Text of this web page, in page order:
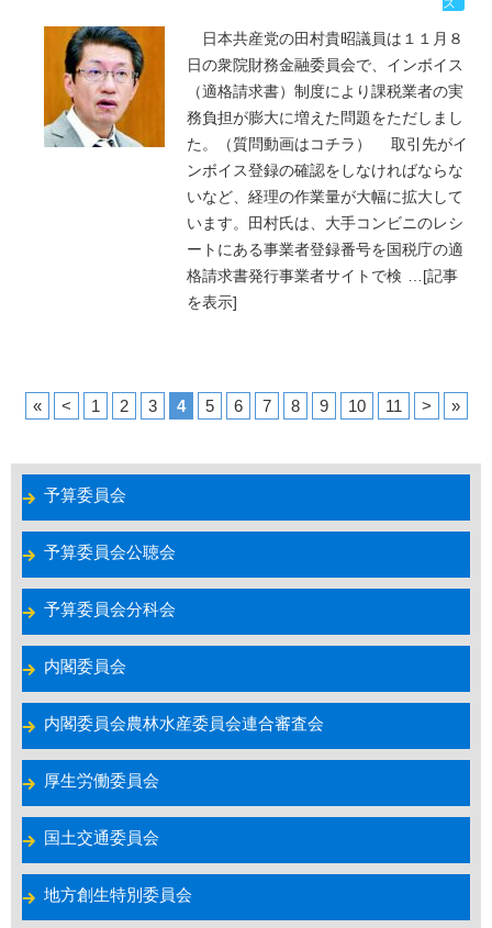
ス
日本共産党の田村貴昭議員は１１月８
日の衆院財務金融委員会で、インボイス
（適格請求書）制度により課税業者の実
務負担が膨大に増えた問題をただしまし
た。（質問動画はコチラ） 取引先がイ
ンボイス登録の確認をしなければならな
いなど、経理の作業量が大幅に拡大して
います。田村氏は、大手コンビニのレシ
ートにある事業者登録番号を国税庁の適
格請求書発行事業者サイトで検 … [記事
を表示]
« < 1 2 3 4 5 6 7 8 9 10 11 > »
予算委員会
予算委員会公聴会
予算委員会分科会
内閣委員会
内閣委員会農林水産委員会連合審査会
厚生労働委員会
国土交通委員会
地方創生特別委員会